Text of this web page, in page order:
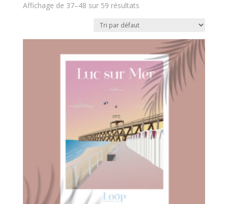
Affichage de 37–48 sur 59 résultats